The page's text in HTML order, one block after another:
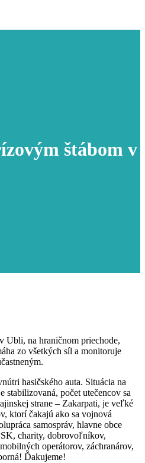
štábom v
Ubli, na hraničnom priechode,
zo všetkých síl a monitoruje
hasičského auta. Situácia na
stabilizovaná, počet utečencov sa
strane – Zakarpati, je veľké
ktorí čakajú ako sa vojnová
samospráv, hlavne obce
charity, dobrovoľníkov,
operátorov, záchranárov,
Ďakujeme!